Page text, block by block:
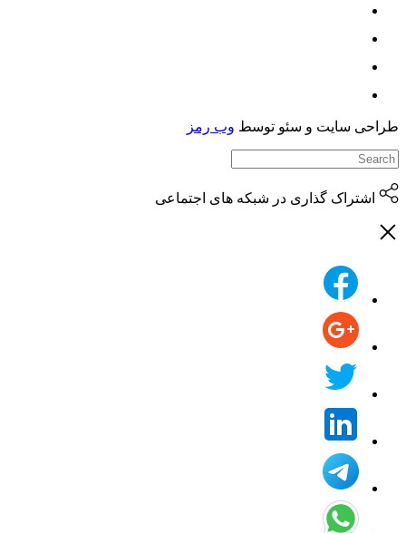
سایت و سئو توسطوب رمز
اشتراک گذاری در شبکه های اجتماعی